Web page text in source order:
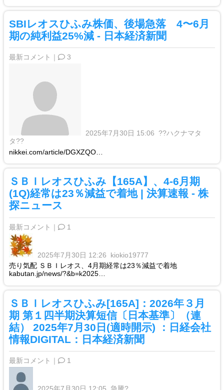
SBIレオスひふみ株価、後場急落 4〜6月
期の純利益25%減 - 日本経済新聞
最新コメント｜ 3
2025年7月30日 15:06 ??ハクナマタ
タ??
nikkei.com/article/DGXZQO…
ＳＢＩレオスひふみ【165A】、4-6月期
(1Q)経常は23％減益で着地 | 決算速報 - 株
探ニュース
最新コメント｜ 1
2025年7月30日 12:26
kiokio19777
売り気配 ＳＢＩレオス、4月期経常は23％減益で着地
kabutan.jp/news/?&b=k2025…
ＳＢＩレオスひふみ[165A]：2026年３月
期 第１四半期決算短信〔日本基準〕（連
結） 2025年7月30日(適時開示) ：日経会社
情報DIGITAL：日本経済新聞
最新コメント｜ 1